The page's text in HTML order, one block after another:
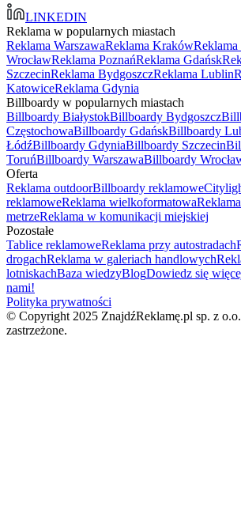
LINKEDIN
Reklama w popularnych miastach
Reklama WarszawaReklama Kraków
WrocławReklama PoznańReklama Gdańsk
SzczecinReklama BydgoszczReklama Lublin
KatowiceReklama Gdynia
Billboardy w popularnych miastach
Billboardy BiałystokBillboardy Bydgoszcz
CzęstochowaBillboardy GdańskBillboardy
ŁódźBillboardy GdyniaBillboardy Szczecin
ToruńBillboardy WarszawaBillboardy
Oferta
Reklama outdoorBillboardy reklamowe
reklamoweReklama wielkoformatowa
metrzeReklama w komunikacji miejskiej
Pozostałe
Tablice reklamoweReklama przy autostradach
drogachReklama w galeriach handlowych
lotniskachBaza wiedzyBlogDowiedz się
nami!
Polityka prywatności
© Copyright 2025 ZnajdźReklamę.pl sp. z
zastrzeżone.